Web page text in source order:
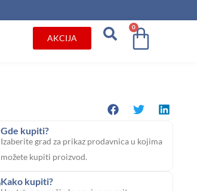
AKCIJA
0
Cart
Gde kupiti?
Izaberite grad za prikaz prodavnica u kojima
možete kupiti proizvod.
Kako kupiti?